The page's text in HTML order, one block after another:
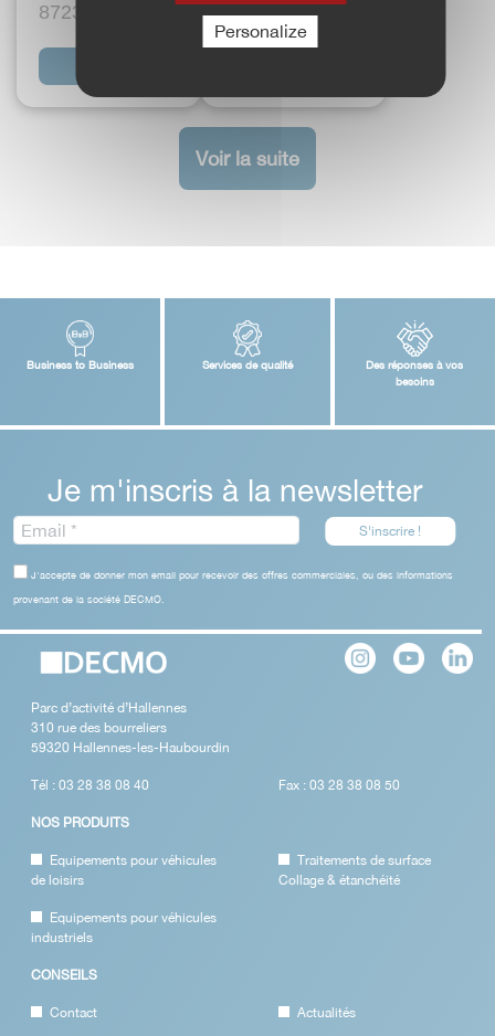
87232.34.567
87233..VER
Voir la suite
Business to Business Services de qualité
Des réponses à vos
besoins
Je m'inscris à la newsletter
J'accepte de donner mon email pour recevoir des offres commerciales, ou des informations
provenant de la société DECMO.
Parc d’activité d’Hallennes
310 rue des bourreliers
59320 Hallennes-les-Haubourdin
Tél : 03 28 38 08 40 Fax : 03 28 38 08 50
NOS PRODUITS
Equipements pour véhicules
de loisirs
Equipements pour véhicules
industriels
Traitements de surface
Collage & étanchéité
CONSEILS
Contact Actualités
Personalize